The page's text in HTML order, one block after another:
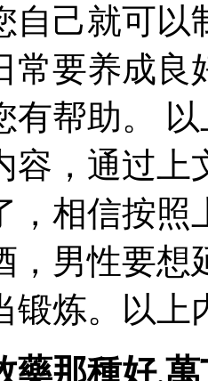
自己就可
常要养成良
有帮助。
容，通过上
，相信按照
，男性要想
锻炼。以上
藥那種好,萬